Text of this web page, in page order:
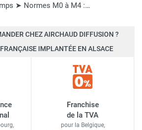
➤ Normes M0 à M4 :…
CHEZ AIRCHAUD DIFFUSION ?
IMPLANTÉE EN ALSACE
Franchise
de la TVA
pour la Belgique,